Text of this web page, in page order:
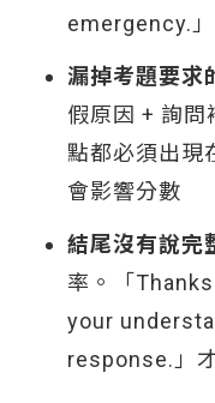
emergency.」
漏掉考題要求
假原因 + 詢問
點都必須出現
會影響分數
結尾沒有說完
率。「
your
response.」